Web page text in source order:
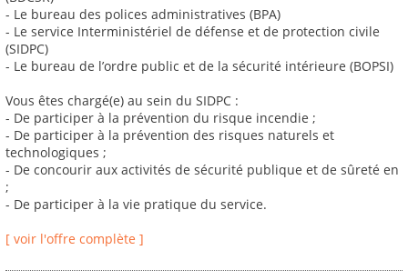
- Le bureau des polices administratives (BPA)
- Le service Interministériel de défense et de protection civile
(SIDPC)
- Le bureau de l’ordre public et de la sécurité intérieure (BOPSI)
Vous êtes chargé(e) au sein du SIDPC :
- De participer à la prévention du risque incendie ;
- De participer à la prévention des risques naturels et
technologiques ;
- De concourir aux activités de sécurité publique et de sûreté en
;
- De participer à la vie pratique du service.
[ voir l'offre complète ]